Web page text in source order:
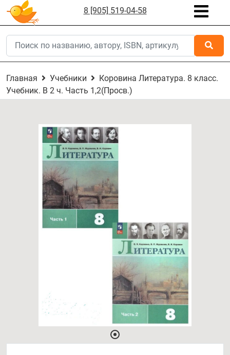
8 [905] 519-04-58
Главная Учебники
Коровина Литература. 8 класс.
Учебник. В 2 ч. Часть 1,2(Просв.)